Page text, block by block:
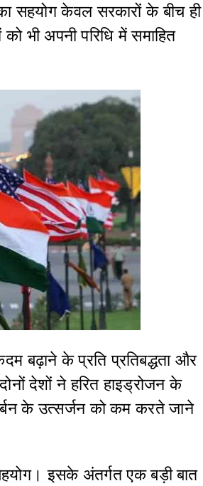
सहयोग केवल सरकारों के बीच ही
को भी अपनी परिधि में समाहित
बढ़ाने के प्रति प्रतिबद्धता और
देशों ने हरित हाइड्रोजन के
के उत्सर्जन को कम करते जाने
इसके अंतर्गत एक बड़ी बात